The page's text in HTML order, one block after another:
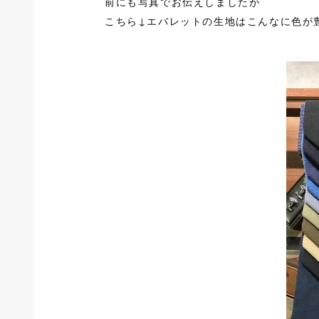
こちら↓エバレットの生地はこんなに色が